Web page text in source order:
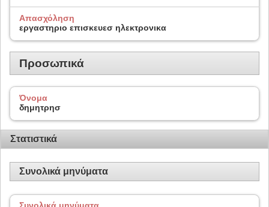
Απασχόληση
εργαστηριο επισκευεσ ηλεκτρονικα
Προσωπικά
Όνομα
δημητρησ
Στατιστικά
Συνολικά μηνύματα